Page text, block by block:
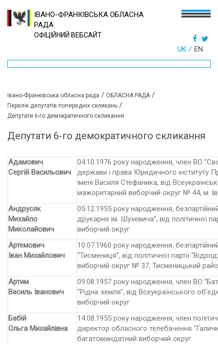
ІВАНО-ФРАНКІВСЬКА ОБЛАСНА
РАДА
ОФІЦІЙНИЙ ВЕБСАЙТ
UK EN
Івано-Франківська обласна рада / ОБЛАСНА РАДА /
Перелік депутатів попередніх скликань /
Депутати 6-го демократичного скликання
Депутати 6-го демократичного скликання
Адамович
Сергій Васильович
04.10.1976 року народження, член ВО
держави і права Юридичного інституту
імені Василя Стефаника, від
мажоритарний виборчий округ № 44, м.
Андрусяк
Михайло
Миколайович
05.12.1955 року народження,
друкарня ім. Шухевича”, від політичної
виборчий округ
Артемович
Іван Михайлович
10.07.1960 року народження,
“Тисмениця”, від політичної партії
виборчий округ № 37, Тисменицький
Артим
Василь Іванович
09.08.1957 року народження, член ВО
“Рідна земля”, від Всеукраїнського
виборчий округ
Бабій
Ольга Михайлівна
14.08.1955 року народження, член
директор обласного телебачення
багатомандатний виборчий округ